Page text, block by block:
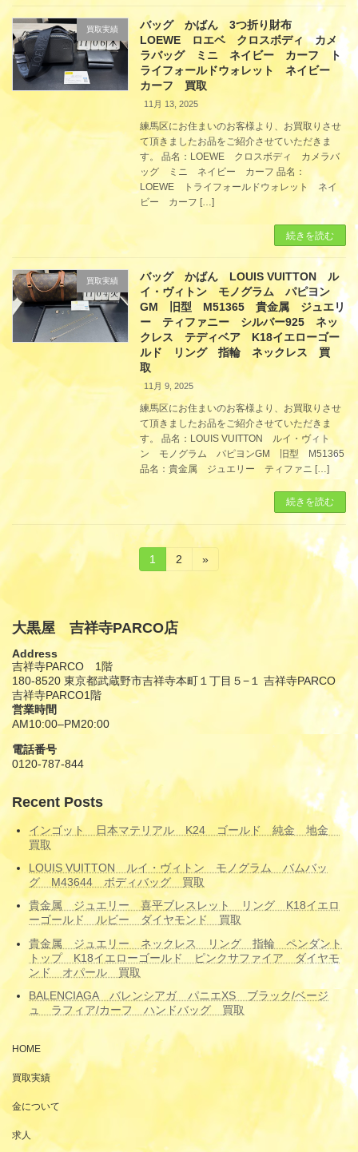
買取実績
バッグ かばん 3つ折り財布
LOEWE ロエベ クロスボディ カメ
ラバッグ ミニ ネイビー カーフ ト
ライフォールドウォレット ネイビー
カーフ 買取
11月 13, 2025
練馬区にお住まいのお客様より、お買取りさせ
て頂きましたお品をご紹介させていただきま
す。 品名：LOEWE クロスボディ カメラバ
ッグ ミニ ネイビー カーフ 品名：
LOEWE トライフォールドウォレット ネイ
ビー カーフ […]
続きを読む
買取実績
バッグ かばん LOUIS VUITTON ル
イ・ヴィトン モノグラム パピヨン
GM 旧型 M51365 貴金属 ジュエリ
ー ティファニー シルバー925 ネッ
クレス テディベア K18イエローゴー
ルド リング 指輪 ネックレス 買
取
11月 9, 2025
練馬区にお住まいのお客様より、お買取りさせ
て頂きましたお品をご紹介させていただきま
す。 品名：LOUIS VUITTON ルイ・ヴィト
ン モノグラム パピヨンGM 旧型 M51365
品名：貴金属 ジュエリー ティファニ […]
続きを読む
投
の
ペ
ー
ジ
送
り
固
定
1
固
2 »
大黒屋 吉祥寺PARCO店
Address
吉祥寺PARCO 1階
180-8520 東京都武蔵野市吉祥寺本町１丁目５−１ 吉祥寺PARCO
吉祥寺PARCO1階
営業時間
AM10:00–PM20:00
電話番号
0120-787-844
Recent Posts
インゴット 日本マテリアル K24 ゴールド 純金 地金
買取
LOUIS VUITTON ルイ・ヴィトン モノグラム バムバッ
グ M43644 ボディバッグ 買取
貴金属 ジュエリー 喜平ブレスレット リング K18イエロ
ーゴールド ルビー ダイヤモンド 買取
貴金属 ジュエリー ネックレス リング 指輪 ペンダント
トップ K18イエローゴールド ピンクサファイア ダイヤモ
ンド オパール 買取
BALENCIAGA バレンシアガ パニエXS ブラック/ベージ
ュ ラフィア/カーフ ハンドバッグ 買取
HOME
買取実績
金について
求人